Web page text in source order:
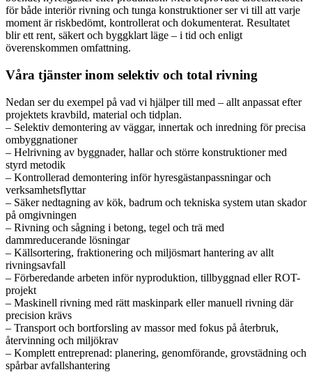
för både interiör rivning och tunga konstruktioner ser vi till att varje
moment är riskbedömt, kontrollerat och dokumenterat. Resultatet
blir ett rent, säkert och byggklart läge – i tid och enligt
överenskommen omfattning.
Våra tjänster inom selektiv och total rivning
Nedan ser du exempel på vad vi hjälper till med – allt anpassat efter
projektets kravbild, material och tidplan.
– Selektiv demontering av väggar, innertak och inredning för precisa
ombyggnationer
– Helrivning av byggnader, hallar och större konstruktioner med
styrd metodik
– Kontrollerad demontering inför hyresgästanpassningar och
verksamhetsflyttar
– Säker nedtagning av kök, badrum och tekniska system utan skador
på omgivningen
– Rivning och sågning i betong, tegel och trä med
dammreducerande lösningar
– Källsortering, fraktionering och miljösmart hantering av allt
rivningsavfall
– Förberedande arbeten inför nyproduktion, tillbyggnad eller ROT-
projekt
– Maskinell rivning med rätt maskinpark eller manuell rivning där
precision krävs
– Transport och bortforsling av massor med fokus på återbruk,
återvinning och miljökrav
– Komplett entreprenad: planering, genomförande, grovstädning och
spårbar avfallshantering